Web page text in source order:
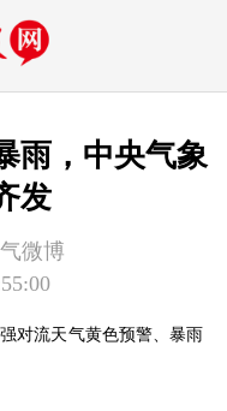
雨，中央气象
发
微博
对流天气黄色预警、暴雨